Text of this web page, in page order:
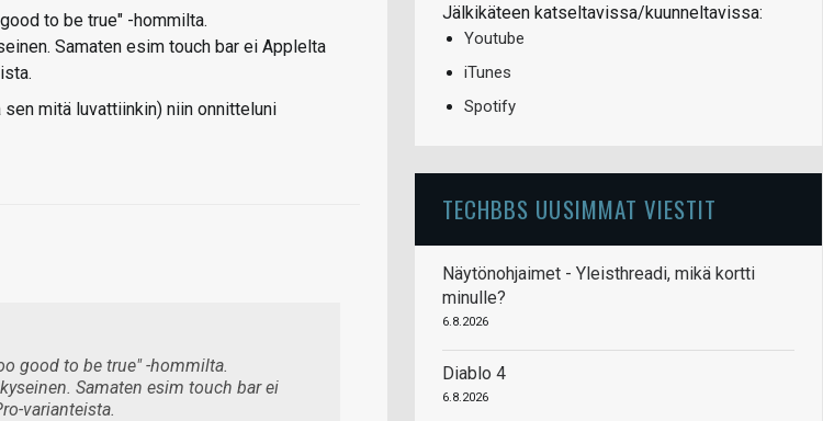
to be true" -hommilta.
Samaten esim touch bar ei Applelta
mitä luvattiinkin) niin onnitteluni
good to be true" -hommilta.
Samaten esim touch bar ei
varianteista.
Jälkikäteen katseltavissa/kuunneltavissa:
Youtube
iTunes
Spotify
TECHBBS UUSIMMAT VIESTIT
Näytönohjaimet - Yleisthreadi, mikä kortti
minulle?
6.8.2026
Diablo 4
6.8.2026